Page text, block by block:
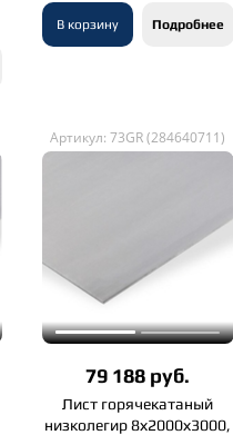
В корзину Подробнее
Артикул: 73GR (284640711)
79 188 руб.
Лист горячекатаный
низколегир 8х2000х3000,